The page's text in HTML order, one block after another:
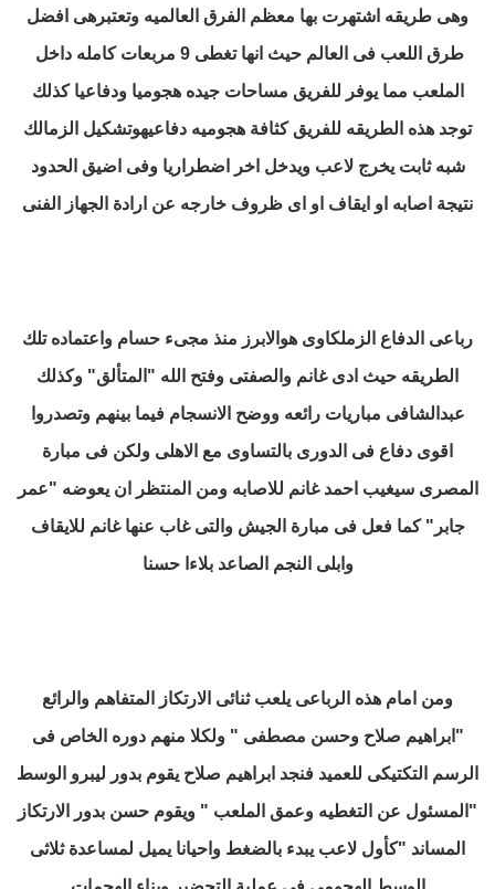
وهى طريقه اشتهرت بها معظم الفرق العالميه وتعتبرهى افضل
طرق اللعب فى العالم حيث انها تغطى 9 مربعات كامله داخل
الملعب مما يوفر للفريق مساحات جيده هجوميا ودفاعياكذلك
توجد هذه الطريقه للفريق كثافة هجوميه دفاعيهوتشكيل الزمالك
شبه ثابت يخرج لاعب ويدخل اخر اضطراريا وفى اضيق الحدود
نتيجة اصابه او ايقاف او اى ظروف خارجه عن ارادة الجهاز الفنى
رباعى الدفاع الزملكاوى هوالابرز منذ مجىء حسام واعتماده تلك
الطريقه حيث ادى غانم والصفتى وفتح الله "المتألق" وكذلك
عبدالشافى مباريات رائعه ووضح الانسجام فيما بينهم وتصدروا
اقوى دفاع فى الدورى بالتساوى مع الاهلى ولكن فى مبارة
المصرى سيغيب احمد غانم للاصابه ومن المنتظر ان يعوضه "عمر
جابر" كما فعل فى مبارة الجيش والتى غاب عنها غانم للايقاف
وابلى النجم الصاعد بلاءا حسنا
ومن امام هذه الرباعى يلعب ثنائى الارتكاز المتفاهم والرائع
"ابراهيم صلاح وحسن مصطفى " ولكلا منهم دوره الخاص فى
الرسم التكتيكى للعميد فنجد ابراهيم صلاح يقوم بدور ليبرو الوسط
"المسئول عن التغطيه وعمق الملعب " ويقوم حسن بدور الارتكاز
المساند "كأول لاعب يبدء بالضغط واحيانا يميل لمساعدة ثلاثى